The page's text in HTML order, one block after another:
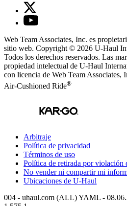
Web Team Associates, Inc. es
sitio web. Copyright © 2026 U-Haul
Todos los derechos reservados. Las
propiedad intelectual de U-Haul
con licencia de Web Team Associates,
Air-Cushioned Ride®
Arbitraje
Política de privacidad
Términos de uso
Política de retirada por violación
No vender ni compartir mi
Ubicaciones de U-Haul
004 - uhaul.com (ALL) YAML -